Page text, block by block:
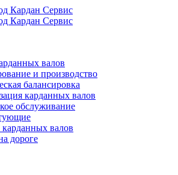
валов
и производство
балансировка
карданных валов
обслуживание
валов
дороге